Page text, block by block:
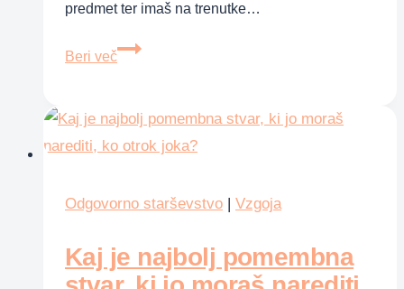
predmet ter imaš na trenutke…
Beri več
Čigav
Odgovorno starševstvo Vzgoja
Kaj je najbolj pomembna